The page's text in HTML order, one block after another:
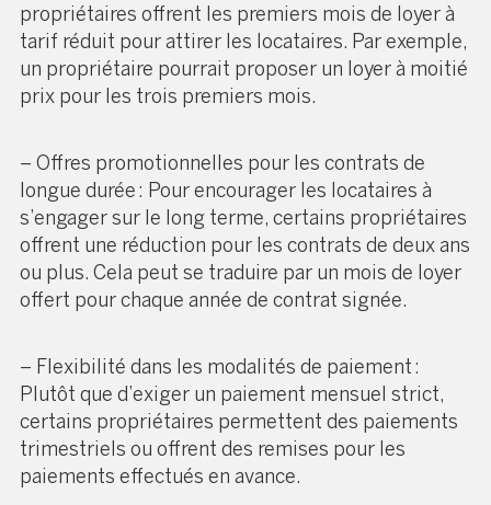
propriétaires offrent les premiers mois de loyer à
tarif réduit pour attirer les locataires. Par exemple,
un propriétaire pourrait proposer un loyer à moitié
prix pour les trois premiers mois.
– Offres promotionnelles pour les contrats de
longue durée : Pour encourager les locataires à
s’engager sur le long terme, certains propriétaires
offrent une réduction pour les contrats de deux ans
ou plus. Cela peut se traduire par un mois de loyer
offert pour chaque année de contrat signée.
– Flexibilité dans les modalités de paiement :
Plutôt que d’exiger un paiement mensuel strict,
certains propriétaires permettent des paiements
trimestriels ou offrent des remises pour les
paiements effectués en avance.